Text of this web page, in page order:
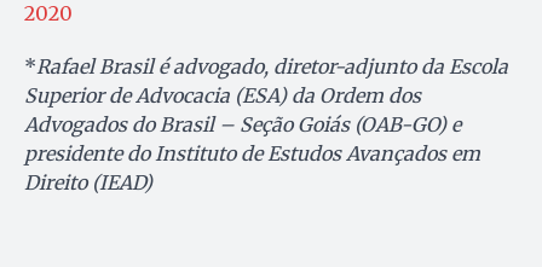
2020
*Rafael Brasil é advogado, diretor-adjunto da Escola
Superior de Advocacia (ESA) da Ordem dos
Advogados do Brasil – Seção Goiás (OAB-GO) e
presidente do Instituto de Estudos Avançados em
Direito (IEAD)